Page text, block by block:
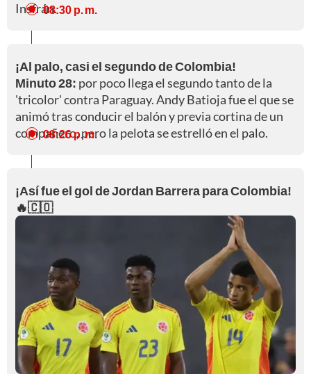
Insfrán.08:30 p. m.
¡Al palo, casi el segundo de Colombia!
Minuto 28: por poco llega el segundo tanto de la
'tricolor' contra Paraguay. Andy Batioja fue el que se
animó tras conducir el balón y previa cortina de un
compañero, pero la pelota se estrelló en el palo.
08:26 p. m.
¡Así fue el gol de Jordan Barrera para Colombia!
🔥🇨🇴